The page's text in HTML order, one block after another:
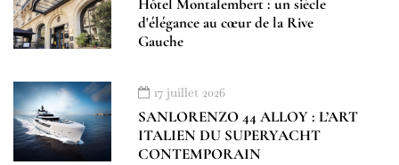
Hôtel Montalembert : un siècle
d'élégance au cœur de la Rive
Gauche
17 juillet 2026
SANLORENZO 44 ALLOY : L’ART
ITALIEN DU SUPERYACHT
CONTEMPORAIN